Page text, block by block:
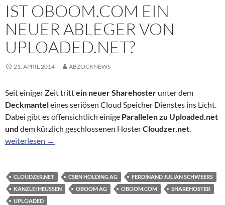
IST OBOOM.COM EIN
NEUER ABLEGER VON
UPLOADED.NET?
21. APRIL 2014 ABZOCKNEWS
Seit einiger Zeit trittein neuer Sharehoster unter dem
Deckmanteleines seriösen Cloud Speicher Dienstes ins Licht.
Dabei gibt es offensichtlich einige Parallelen zu Uploaded.net
und dem kürzlich geschlossenen HosterCloudzer.net.
Ist Oboom.com ein neuer Ableger von Uploaded.net?
weiterlesen →
CLOUDZER.NET CSBN HOLDING AG
FERDINAND JULIAN SCHWEERS
KANZLEI HEUSSEN
OBOOM AG OBOOM.COM
SHAREHOSTER
UPLOADED